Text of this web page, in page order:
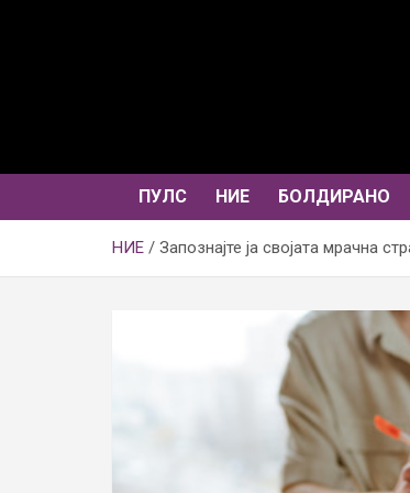
ПУЛС НИЕ БОЛДИРАНО
НИЕ Запознајте ја својата мрачна